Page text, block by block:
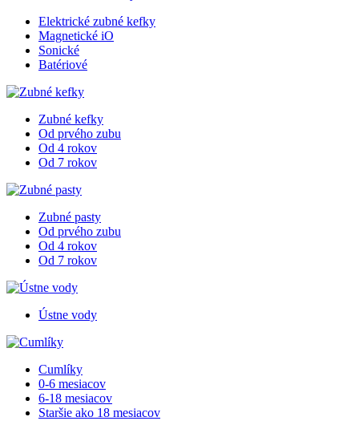
Elektrické zubné kefky
Magnetické iO
Sonické
Batériové
Zubné kefky
Od prvého zubu
Od 4 rokov
Od 7 rokov
Zubné pasty
Od prvého zubu
Od 4 rokov
Od 7 rokov
Ústne vody
Cumlíky
0-6 mesiacov
6-18 mesiacov
Staršie ako 18 mesiacov